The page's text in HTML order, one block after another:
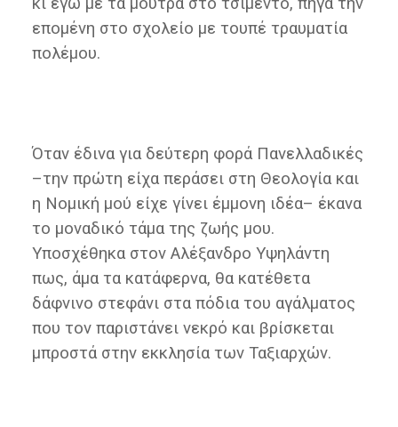
επομένη στο σχολείο με τουπέ τραυματία
πολέμου.
Όταν έδινα για δεύτερη φορά Πανελλαδικές
–την πρώτη είχα περάσει στη Θεολογία και
η Νομική μού είχε γίνει έμμονη ιδέα– έκανα
το μοναδικό τάμα της ζωής μου.
Υποσχέθηκα στον Αλέξανδρο Υψηλάντη
πως, άμα τα κατάφερνα, θα κατέθετα
δάφνινο στεφάνι στα πόδια του αγάλματος
που τον παριστάνει νεκρό και βρίσκεται
μπροστά στην εκκλησία των Ταξιαρχών.